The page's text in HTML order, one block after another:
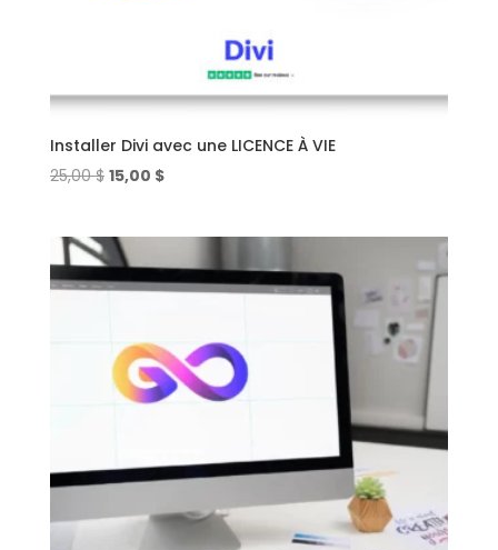
Installer Divi avec une LICENCE À VIE
25,00$ Le
initial
était :
25,00 $.
15,00 $Le
actuel
est :
15,00 $.